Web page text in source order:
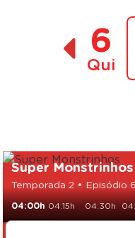
6
Qui
Super Monstrinhos
Temporada 2 • Episódio 6
04:00h 04:15h 04:30h